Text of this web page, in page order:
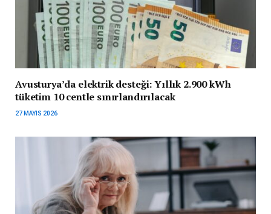
Avusturya’da elektrik desteği: Yıllık 2.900 kWh
tüketim 10 centle sınırlandırılacak
27 MAYIS 2026